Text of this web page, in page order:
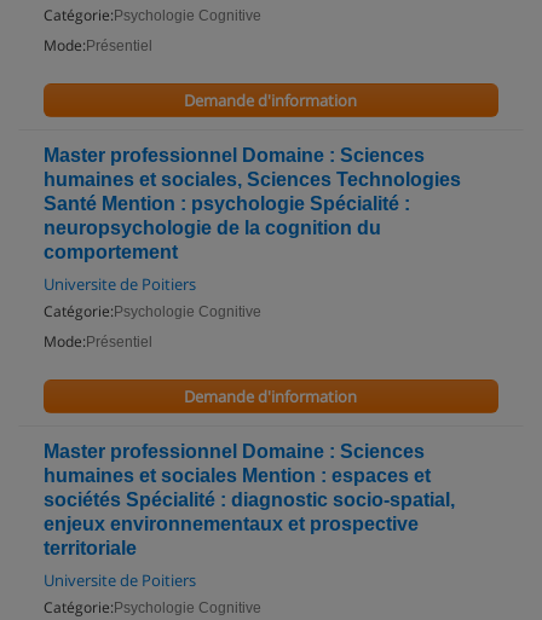
Catégorie: Psychologie Cognitive
Mode: Présentiel
Demande d'information
Master professionnel Domaine : Sciences
humaines et sociales, Sciences Technologies
Santé Mention : psychologie Spécialité :
neuropsychologie de la cognition du
comportement
Universite de Poitiers
Catégorie: Psychologie Cognitive
Mode: Présentiel
Demande d'information
Master professionnel Domaine : Sciences
humaines et sociales Mention : espaces et
sociétés Spécialité : diagnostic socio-spatial,
enjeux environnementaux et prospective
territoriale
Universite de Poitiers
Catégorie: Psychologie Cognitive